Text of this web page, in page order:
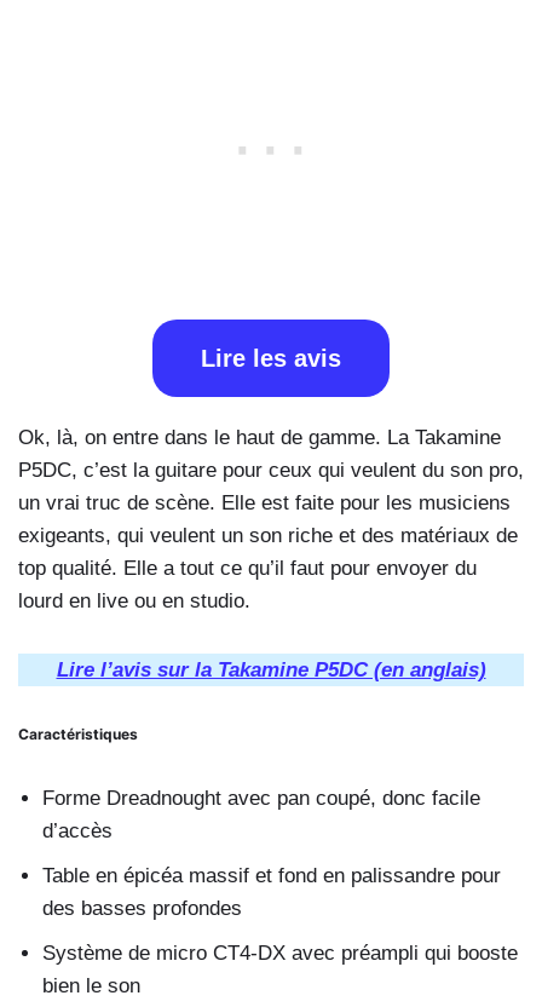
Lire les avis
Ok, là, on entre dans le haut de gamme. La Takamine
P5DC, c’est la guitare pour ceux qui veulent du son pro,
un vrai truc de scène. Elle est faite pour les musiciens
exigeants, qui veulent un son riche et des matériaux de
top qualité. Elle a tout ce qu’il faut pour envoyer du
lourd en live ou en studio.
Lire l’avis sur la Takamine P5DC (en anglais)
Caractéristiques
Forme Dreadnought avec pan coupé, donc facile
d’accès
Table en épicéa massif et fond en palissandre pour
des basses profondes
Système de micro CT4-DX avec préampli qui booste
bien le son